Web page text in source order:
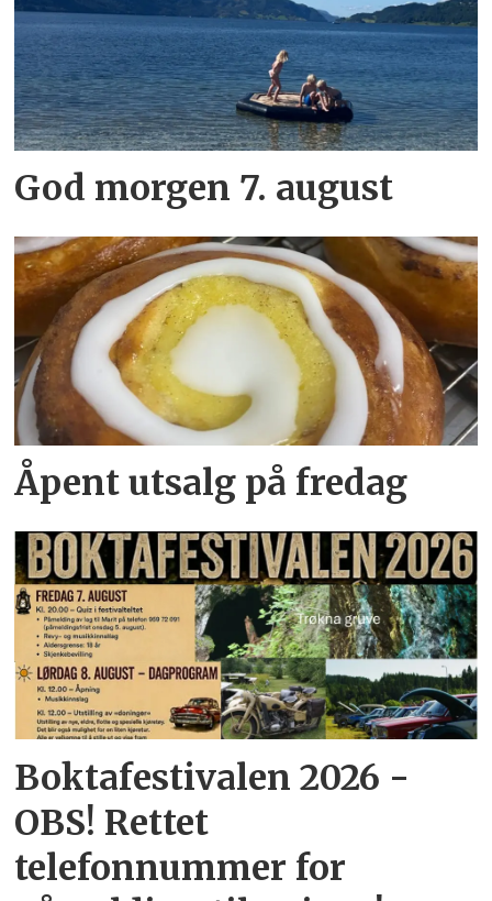
God morgen 7. august
Åpent utsalg på fredag
Boktafestivalen 2026 -
OBS! Rettet
telefonnummer for